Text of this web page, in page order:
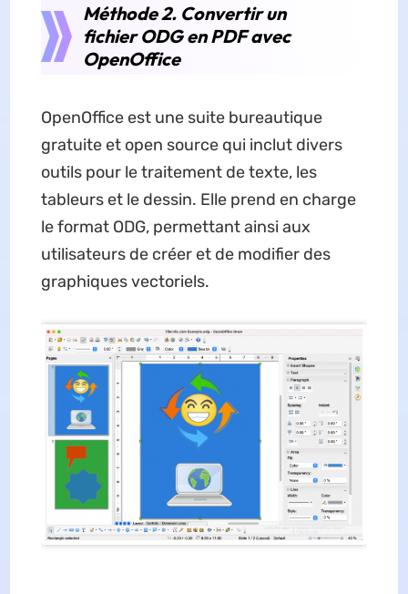
Méthode 2. Convertir un
fichier ODG en PDF avec
OpenOffice
OpenOffice est une suite bureautique
gratuite et open source qui inclut divers
outils pour le traitement de texte, les
tableurs et le dessin. Elle prend en charge
le format ODG, permettant ainsi aux
utilisateurs de créer et de modifier des
graphiques vectoriels.